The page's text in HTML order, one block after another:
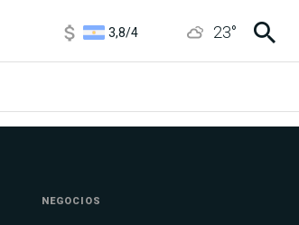
6850/ 23°
NEGOCIOS